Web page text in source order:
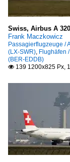
Swiss, Airbus A
Frank Maczkowicz
Passagierflugzeuge /
(LX-SWR) Flughäfen
(BER-EDDB)
 139 1200x825 Px,